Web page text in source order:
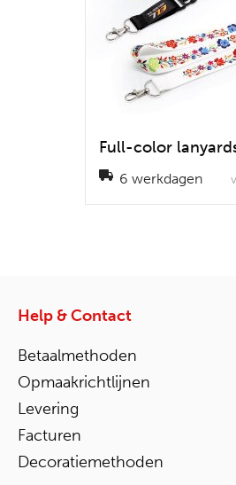
Full-color
6 werkdagen
Help & Contact
Betaalmethoden
Opmaakrichtlijnen
Levering
Facturen
Decoratiemethoden